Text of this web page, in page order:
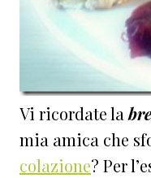
Vi ricordate la
mia amica che
colazione? Per